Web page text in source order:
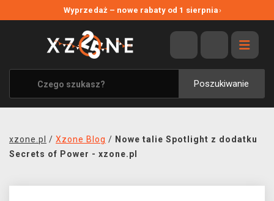
Wyprzedaż – nowe rabaty od 1 sierpnia›
Poszukiwanie
WYPRZEDAŻ
WSZYSTKIE MARKI
XZONE ORIGINALS
UBRANIA I AKCESORIA
SOUNDTRACKI
xzone.pl / Xzone Blog / Nowe talie Spotlight z dodatku
Secrets of Power - xzone.pl